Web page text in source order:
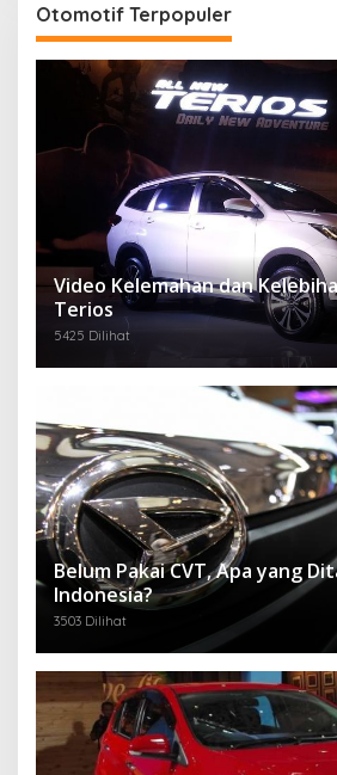
Otomotif Terpopuler
Video Kelemahan dan
Terios
5425 Dilihat
Belum Pakai CVT, Apa yang
Indonesia?
3503 Dilihat